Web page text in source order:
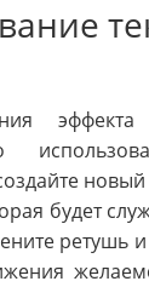
эффекта
будет
ретушь